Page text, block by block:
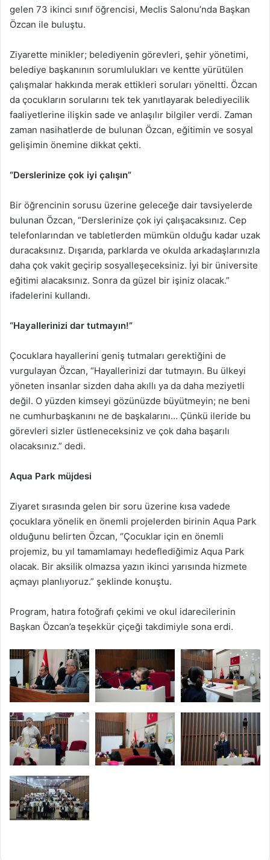
gelen 73 ikinci sınıf öğrencisi, Meclis Salonu’nda Başkan
Özcan ile buluştu.
Ziyarette minikler; belediyenin görevleri, şehir yönetimi,
belediye başkanının sorumlulukları ve kentte yürütülen
çalışmalar hakkında merak ettikleri soruları yöneltti. Özcan
da çocukların sorularını tek tek yanıtlayarak belediyecilik
faaliyetlerine ilişkin sade ve anlaşılır bilgiler verdi. Zaman
zaman nasihatlerde de bulunan Özcan, eğitimin ve sosyal
gelişimin önemine dikkat çekti.
“Derslerinize çok iyi çalışın”
Bir öğrencinin sorusu üzerine geleceğe dair tavsiyelerde
bulunan Özcan, “Derslerinize çok iyi çalışacaksınız. Cep
telefonlarından ve tabletlerden mümkün olduğu kadar uzak
duracaksınız. Dışarıda, parklarda ve okulda arkadaşlarınızla
daha çok vakit geçirip sosyalleşeceksiniz. İyi bir üniversite
eğitimi alacaksınız. Sonra da güzel bir işiniz olacak.”
ifadelerini kullandı.
“Hayallerinizi dar tutmayın!”
Çocuklara hayallerini geniş tutmaları gerektiğini de
vurgulayan Özcan, “Hayallerinizi dar tutmayın. Bu ülkeyi
yöneten insanlar sizden daha akıllı ya da daha meziyetli
değil. O yüzden kimseyi gözünüzde büyütmeyin; ne beni
ne cumhurbaşkanını ne de başkalarını… Çünkü ileride bu
görevleri sizler üstleneceksiniz ve çok daha başarılı
olacaksınız.” dedi.
Aqua Park müjdesi
Ziyaret sırasında gelen bir soru üzerine kısa vadede
çocuklara yönelik en önemli projelerden birinin Aqua Park
olduğunu belirten Özcan, “Çocuklar için en önemli
projemiz, bu yıl tamamlamayı hedeflediğimiz Aqua Park
olacak. Bir aksilik olmazsa yazın ikinci yarısında hizmete
açmayı planlıyoruz.” şeklinde konuştu.
Program, hatıra fotoğrafı çekimi ve okul idarecilerinin
Başkan Özcan’a teşekkür çiçeği takdimiyle sona erdi.